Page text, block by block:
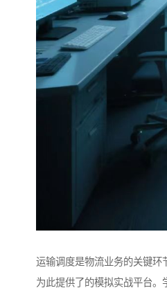
运输调度是物流业务的关键环
为此提供了的模拟实战平台。